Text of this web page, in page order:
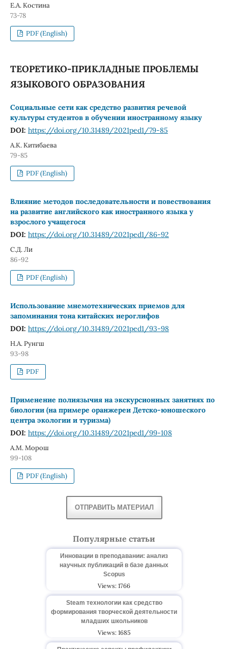
Е.А. Костина
73-78
PDF (English)
ТЕОРЕТИКО-ПРИКЛАДНЫЕ ПРОБЛЕМЫ
ЯЗЫКОВОГО ОБРАЗОВАНИЯ
Социальные сети как средство развития речевой
культуры студентов в обучении иностранному языку
DOI: https://doi.org/10.31489/2021ped1/79-85
А.К. Китибаева
79-85
PDF (English)
Влияние методов последовательности и повествования
на развитие английского как иностранного языка у
взрослого учащегося
DOI: https://doi.org/10.31489/2021ped1/86-92
С.Д. Ли
86-92
PDF (English)
Использование мнемотехнических приемов для
запоминания тона китайских иероглифов
DOI: https://doi.org/10.31489/2021ped1/93-98
Н.А. Рунгш
93-98
PDF
Применение полиязычия на экскурсионных занятиях по
биологии (на примере оранжереи Детско-юношеского
центра экологии и туризма)
DOI: https://doi.org/10.31489/2021ped1/99-108
А.М. Морош
99-108
PDF (English)
ОТПРАВИТЬ МАТЕРИАЛ
Популярные статьи
Инновации в преподавании: анализ
научных публикаций в базе данных
Scopus
Views: 1766
Steam технологии как средство
формирования творческой деятельности
младших школьников
Views: 1685